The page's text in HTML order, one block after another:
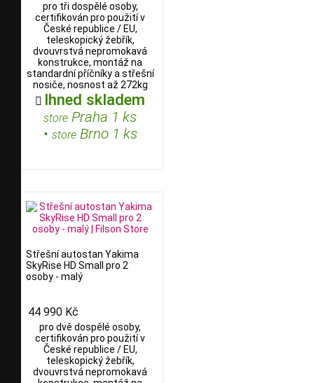
pro tři dospělé osoby,
certifikován pro použití v
České republice / EU,
teleskopický žebřík,
dvouvrstvá nepromokavá
konstrukce, montáž na
standardní příčníky a střešní
nosiče, nosnost až 272kg
 Ihned skladem
store Praha 1 ks
• storeBrno 1 ks
Střešní autostan Yakima
SkyRise HD Small pro 2
osoby - malý
44 990 Kč
pro dvě dospělé osoby,
certifikován pro použití v
České republice / EU,
teleskopický žebřík,
dvouvrstvá nepromokavá